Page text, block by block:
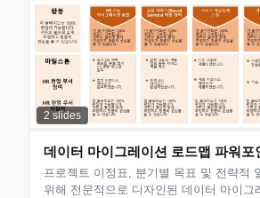
2 slides
데이터 마이그레이션 로드맵 파워포
프로젝트 이정표, 분기별 목표 및 전략적
위해 전문적으로 디자인된 데이터 마이그